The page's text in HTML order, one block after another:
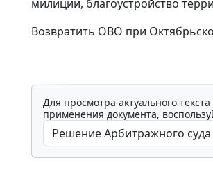
милиции, благоустройство
Возвратить ОВО при
Для просмотра актуального
применения документа,